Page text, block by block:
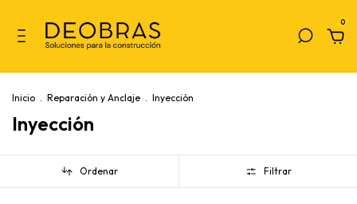
0
Inicio . Reparación y Anclaje . Inyección
Inyección
Ordenar Filtrar